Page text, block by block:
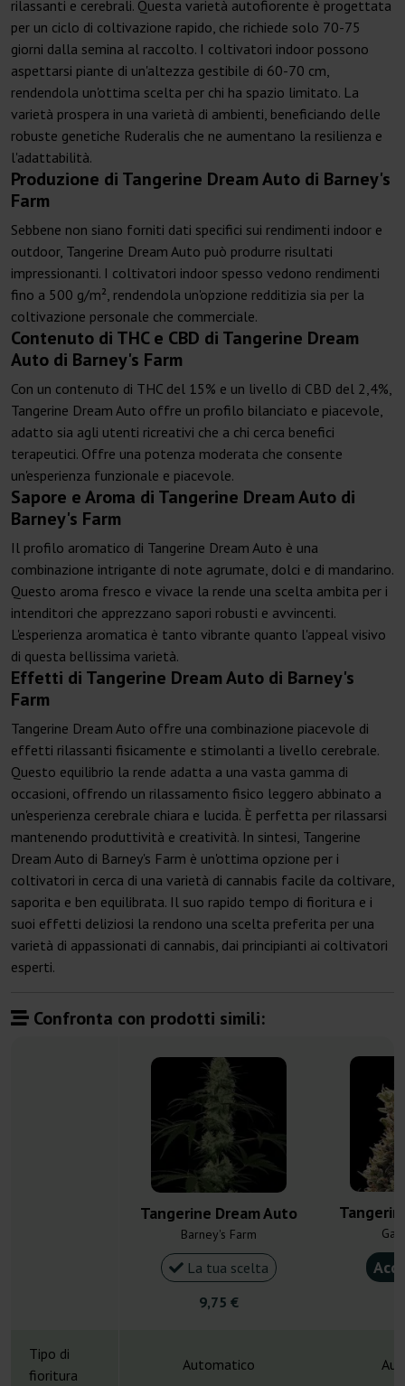
rilassanti e cerebrali. Questa varietà autofiorente è progettata
per un ciclo di coltivazione rapido, che richiede solo 70-75
giorni dalla semina al raccolto. I coltivatori indoor possono
aspettarsi piante di un'altezza gestibile di 60-70 cm,
rendendola un'ottima scelta per chi ha spazio limitato. La
varietà prospera in una varietà di ambienti, beneficiando delle
robuste genetiche Ruderalis che ne aumentano la resilienza e
l'adattabilità.
Produzione di Tangerine Dream Auto di Barney's
Farm
Sebbene non siano forniti dati specifici sui rendimenti indoor e
outdoor, Tangerine Dream Auto può produrre risultati
impressionanti. I coltivatori indoor spesso vedono rendimenti
fino a 500 g/m², rendendola un'opzione redditizia sia per la
coltivazione personale che commerciale.
Contenuto di THC e CBD di Tangerine Dream
Auto di Barney's Farm
Con un contenuto di THC del 15% e un livello di CBD del 2,4%,
Tangerine Dream Auto offre un profilo bilanciato e piacevole,
adatto sia agli utenti ricreativi che a chi cerca benefici
terapeutici. Offre una potenza moderata che consente
un'esperienza funzionale e piacevole.
Sapore e Aroma di Tangerine Dream Auto di
Barney's Farm
Il profilo aromatico di Tangerine Dream Auto è una
combinazione intrigante di note agrumate, dolci e di mandarino.
Questo aroma fresco e vivace la rende una scelta ambita per i
intenditori che apprezzano sapori robusti e avvincenti.
L'esperienza aromatica è tanto vibrante quanto l'appeal visivo
di questa bellissima varietà.
Effetti di Tangerine Dream Auto di Barney's
Farm
Tangerine Dream Auto offre una combinazione piacevole di
effetti rilassanti fisicamente e stimolanti a livello cerebrale.
Questo equilibrio la rende adatta a una vasta gamma di
occasioni, offrendo un rilassamento fisico leggero abbinato a
un'esperienza cerebrale chiara e lucida. È perfetta per rilassarsi
mantenendo produttività e creatività. In sintesi, Tangerine
Dream Auto di Barney's Farm è un'ottima opzione per i
coltivatori in cerca di una varietà di cannabis facile da coltivare,
saporita e ben equilibrata. Il suo rapido tempo di fioritura e i
suoi effetti deliziosi la rendono una scelta preferita per una
varietà di appassionati di cannabis, dai principianti ai coltivatori
esperti.
Confronta con prodotti simili:
Tangerine Dream Auto
Barney's Farm
La tua scelta
9,75 €
Tipo di
fioritura
Automatico